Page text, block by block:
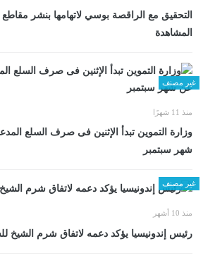
التحقيق مع الراقصة بوسي لاتهامها بنشر
المشاهدة
غير مصنف
منذ 11 شهرًا
وزارة التموين تبدأ الإثنين فى صرف السلع
شهر سبتمبر
غير مصنف
منذ 10 أشهر
رئيس إندونيسيا يؤكد دعمه لاتفاق شرم الشيخ